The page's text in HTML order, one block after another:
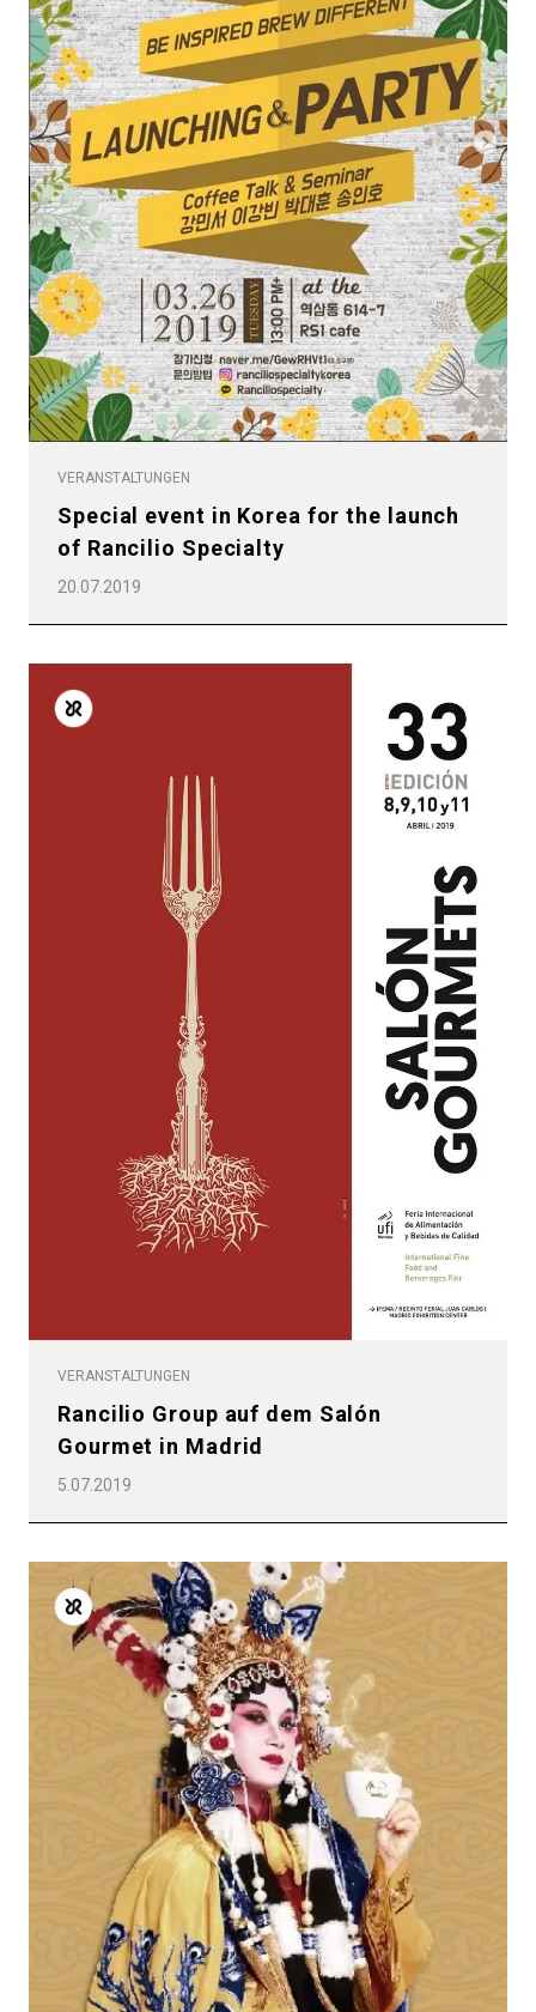
VERANSTALTUNGEN
Special event in Korea for the launch
of Rancilio Specialty
20.07.2019
VERANSTALTUNGEN
Rancilio Group auf dem Salón
Gourmet in Madrid
5.07.2019